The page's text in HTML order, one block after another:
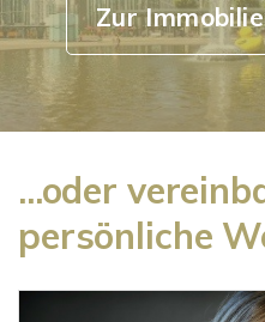
Zur
...oder
persönliche